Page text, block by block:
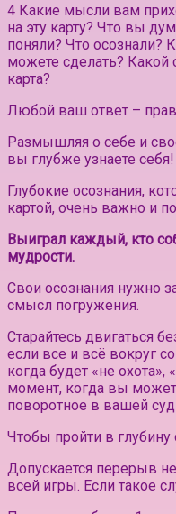
4 Какие мысли вам
на эту карту? Что вы
поняли? Что осознали?
можете сделать? Какой
карта?
Любой ваш ответ –
Размышляя о себе и
вы глубже узнаете себя!
Глубокие осознания,
картой, очень важно и
Выиграл каждый, кто
мудрости.
Свои осознания нужно
смысл погружения.
Старайтесь двигаться
если все и всё вокруг
когда будет «не
момент, когда вы
поворотное в вашей
Чтобы пройти в
Допускается перерыв
всей игры. Если такое